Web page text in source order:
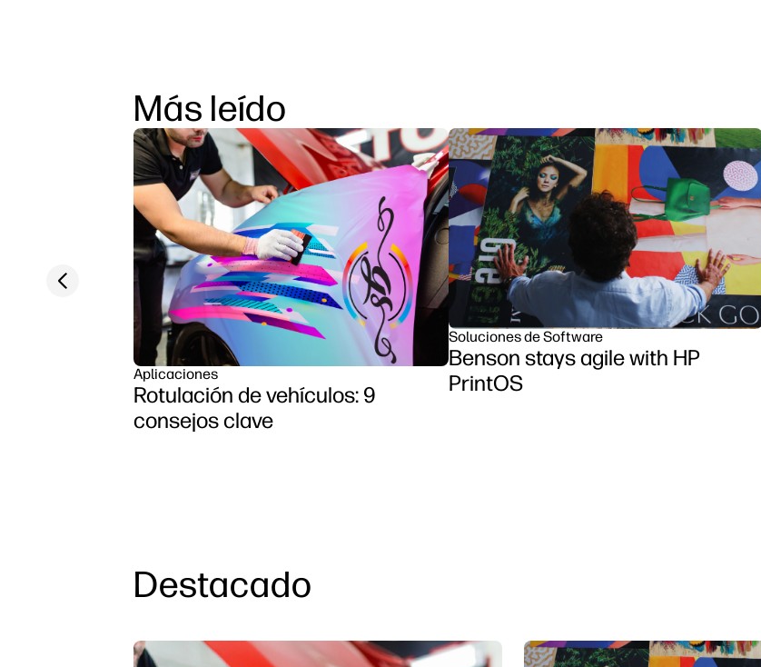
Más leído
Aplicaciones
Rotulación de vehículos: 9
consejos clave
Soluciones de Software
Benson stays agile with HP
PrintOS
Previous slide
Destacado